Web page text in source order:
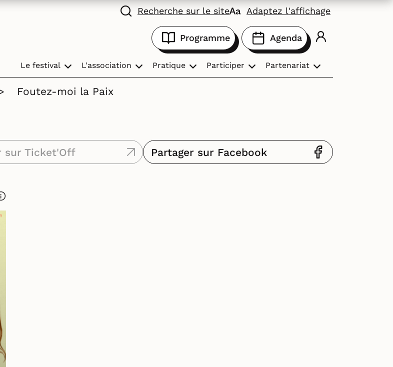
Recherche sur le site Adaptez l'affichage
Le festival L'association Pratique Participer Partenariat
Programme Agenda
Foutez-moi la Paix
sur Ticket'Off Partager sur Facebook